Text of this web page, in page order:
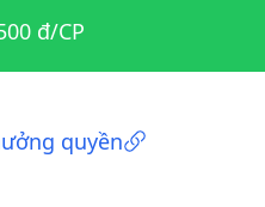
quyền
đ/CP